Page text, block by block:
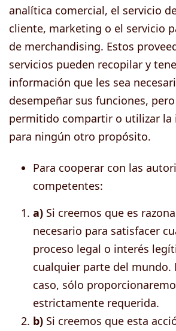
analítica comercial, el servicio
cliente, marketing o el servicio
de merchandising. Estos
servicios pueden recopilar y
información que les sea
desempeñar sus funciones,
permitido compartir o utilizar la
para ningún otro propósito.
Para cooperar con las
competentes:
a) Si creemos que es
necesario para satisfacer
proceso legal o interés
cualquier parte del mundo.
caso, sólo
estrictamente requerida.
b) Si creemos que esta